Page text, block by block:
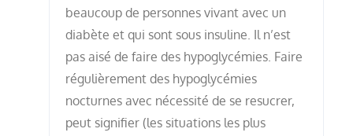
beaucoup de personnes vivant avec un
diabète et qui sont sous insuline. Il n’est
pas aisé de faire des hypoglycémies. Faire
régulièrement des hypoglycémies
nocturnes avec nécessité de se resucrer,
peut signifier (les situations les plus